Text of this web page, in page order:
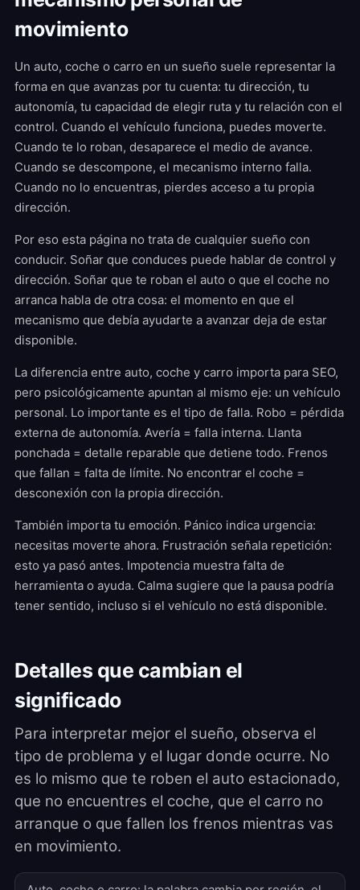
movimiento
Un auto, coche o carro en un sueño suele representar la
forma en que avanzas por tu cuenta: tu dirección, tu
autonomía, tu capacidad de elegir ruta y tu relación con el
control. Cuando el vehículo funciona, puedes moverte.
Cuando te lo roban, desaparece el medio de avance.
Cuando se descompone, el mecanismo interno falla.
Cuando no lo encuentras, pierdes acceso a tu propia
dirección.
Por eso esta página no trata de cualquier sueño con
conducir. Soñar que conduces puede hablar de control y
dirección. Soñar que te roban el auto o que el coche no
arranca habla de otra cosa: el momento en que el
mecanismo que debía ayudarte a avanzar deja de estar
disponible.
La diferencia entre auto, coche y carro importa para SEO,
pero psicológicamente apuntan al mismo eje: un vehículo
personal. Lo importante es el tipo de falla. Robo = pérdida
externa de autonomía. Avería = falla interna. Llanta
ponchada = detalle reparable que detiene todo. Frenos
que fallan = falta de límite. No encontrar el coche =
desconexión con la propia dirección.
También importa tu emoción. Pánico indica urgencia:
necesitas moverte ahora. Frustración señala repetición:
esto ya pasó antes. Impotencia muestra falta de
herramienta o ayuda. Calma sugiere que la pausa podría
tener sentido, incluso si el vehículo no está disponible.
Detalles que cambian el
significado
Para interpretar mejor el sueño, observa el
tipo de problema y el lugar donde ocurre. No
es lo mismo que te roben el auto estacionado,
que no encuentres el coche, que el carro no
arranque o que fallen los frenos mientras vas
en movimiento.